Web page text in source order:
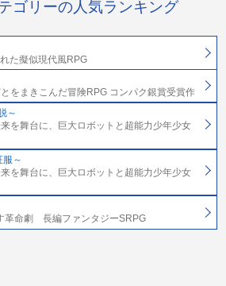
ゴリーの人気ランキング
た擬似現代風RPG
をまきこんだ冒険RPG コンパク銀賞受賞作
～
を舞台に、巨大ロボットと超能力少年少女
服～
を舞台に、巨大ロボットと超能力少年少女
革命劇 長編ファンタジーSRPG